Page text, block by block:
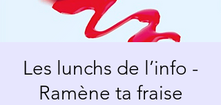
Les lunchs de l’info -
Ramène ta fraise